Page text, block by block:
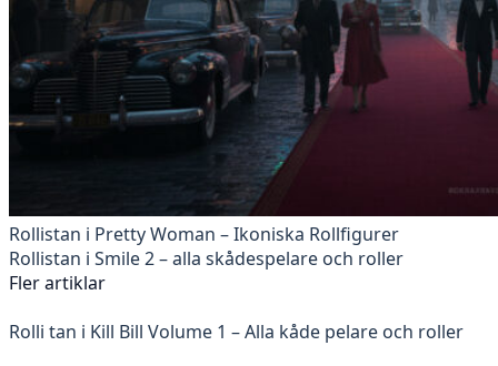
Rollistan i Pretty Woman – Ikoniska Rollfigurer
Rollistan i Smile 2 – alla skådespelare och roller
Fler artiklar
Rolli tan i Kill Bill Volume 1 – Alla kåde pelare och roller